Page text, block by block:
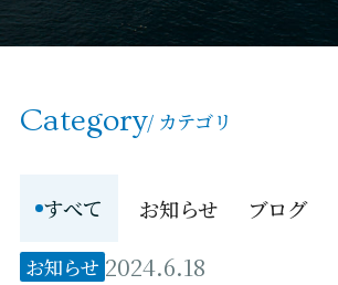
Category/ カテゴリ
すべて お知らせ ブログ
お知らせ 2024.6.18